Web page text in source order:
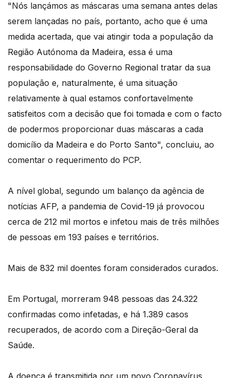
"Nós lançámos as máscaras uma semana antes delas
serem lançadas no país, portanto, acho que é uma
medida acertada, que vai atingir toda a população da
Região Autónoma da Madeira, essa é uma
responsabilidade do Governo Regional tratar da sua
população e, naturalmente, é uma situação
relativamente à qual estamos confortavelmente
satisfeitos com a decisão que foi tomada e com o facto
de podermos proporcionar duas máscaras a cada
domicílio da Madeira e do Porto Santo", concluiu, ao
comentar o requerimento do PCP.
A nível global, segundo um balanço da agência de
notícias AFP, a pandemia de Covid-19 já provocou
cerca de 212 mil mortos e infetou mais de três milhões
de pessoas em 193 países e territórios.
Mais de 832 mil doentes foram considerados curados.
Em Portugal, morreram 948 pessoas das 24.322
confirmadas como infetadas, e há 1.389 casos
recuperados, de acordo com a Direção-Geral da
Saúde.